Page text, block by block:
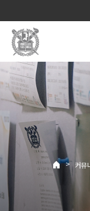
메뉴
> 커뮤